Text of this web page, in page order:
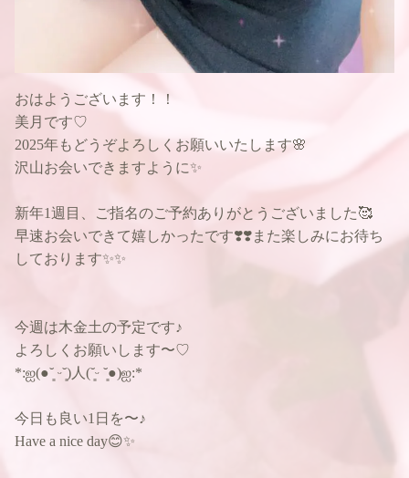
おはようございます！！
美月です♡
2025年もどうぞよろしくお願いいたします🌸
沢山お会いできますように✨
新年1週目、ご指名のご予約ありがとうございました🥰
早速お会いできて嬉しかったです❣️❣️また楽しみにお待ち
しております✨✨
今週は木金土の予定です♪
よろしくお願いします〜♡
*:ஐ(●︎˘͈ ᵕ˘͈)人(˘͈ᵕ ˘͈●︎)ஐ:*
今日も良い1日を〜♪
Have a nice day😊✨